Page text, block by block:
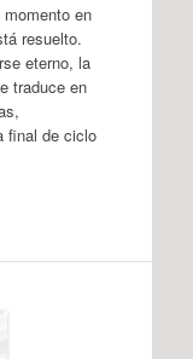
en
resuelto.
eterno, la
traduce en
final de ciclo